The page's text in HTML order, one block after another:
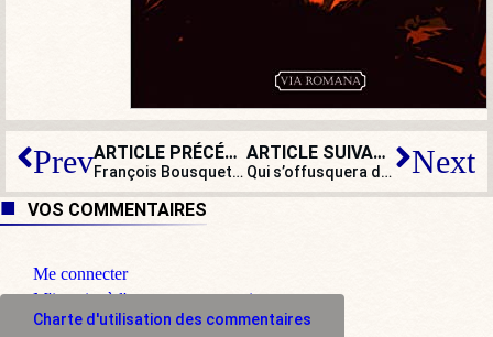
Prev ARTICLE PRÉCÉDENT
François Bousquet à propos de Pierre-Guillaume de Roux qui vient de mourir : « Il est devenu le grand éditeur de la dissidence. »
ARTICLE SUIVANT
Qui s’offusquera de la dissolution de Génération identitaire ? Next
VOS COMMENTAIRES
Me connecter
M'inscrire à l'espace commentaire
Charte d'utilisation des commentaires